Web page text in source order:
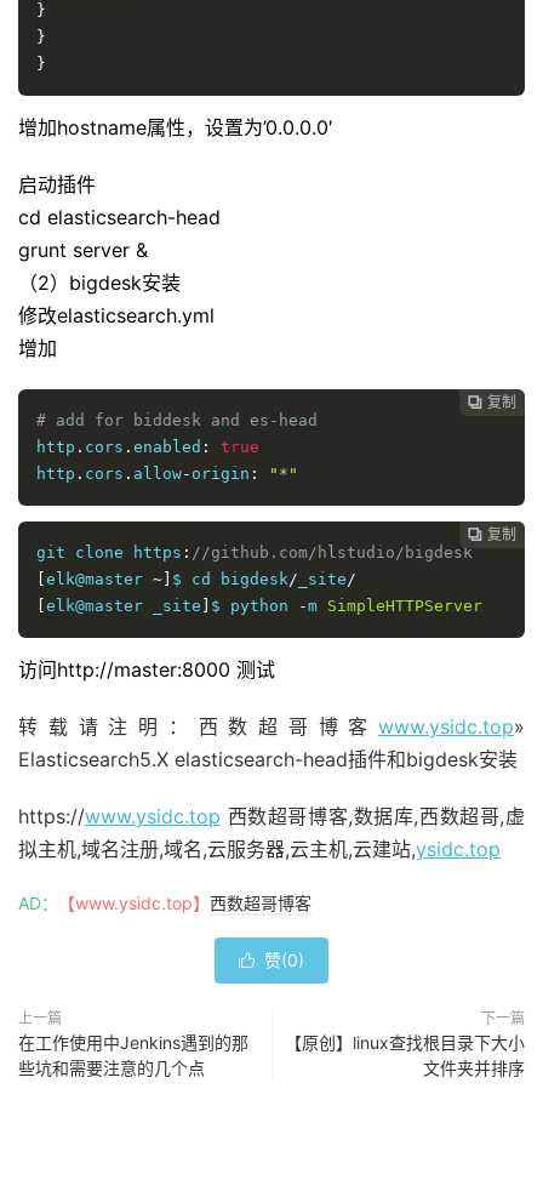
}
}
}
增加hostname属性，设置为’0.0.0.0′
启动插件
cd elasticsearch-head
grunt server &
（2）bigdesk安装
修改elasticsearch.yml
增加
 复制
# add for biddesk and es-head
http . cors . enabled :
true
http . cors . allow- origin : "*"
 复制
git clone https : //github.com/hlstudio/bigdesk
elk@master ~] $ cd bigdesk/ _site/
elk@master _site $ python -m SimpleHTTPServer
访问http://master:8000 测试
转载请注明：西数超哥博客 www.ysidc.top»
Elasticsearch5.X elasticsearch-head插件和bigdesk安装
https://www.ysidc.top 西数超哥博客,数据库,西数超哥,虚
拟主机,域名注册,域名,云服务器,云主机,云建站,ysidc.top
AD： 【www.ysidc.top】 西数超哥博客
 赞(0)
上一篇
在工作使用中Jenkins遇到的那
些坑和需要注意的几个点
下一篇
【原创】linux查找根目录下大小
文件夹并排序